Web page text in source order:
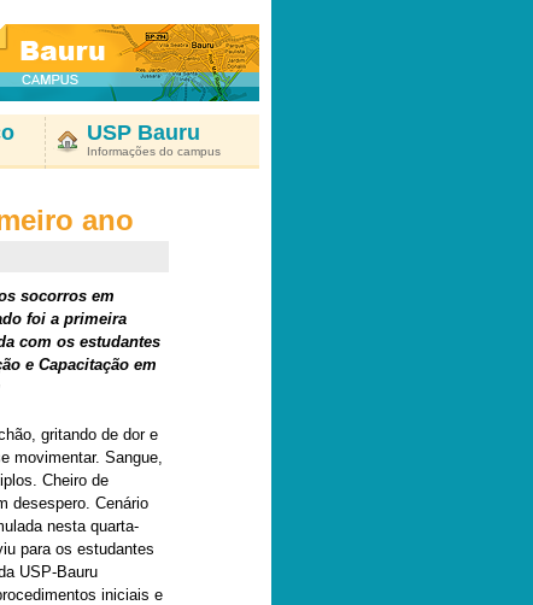
USP Bauru
Informações do campus
ano
socorros em
foi a primeira
com os estudantes
e Capacitação em
gritando de dor e
movimentar. Sangue,
Cheiro de
desespero. Cenário
nesta quarta-
para os estudantes
USP-Bauru
iniciais e